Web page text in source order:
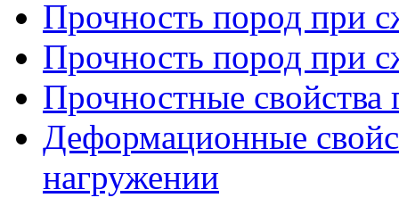
Прочность пород при
Прочность пород при
Прочностные
Деформационные
нагружении